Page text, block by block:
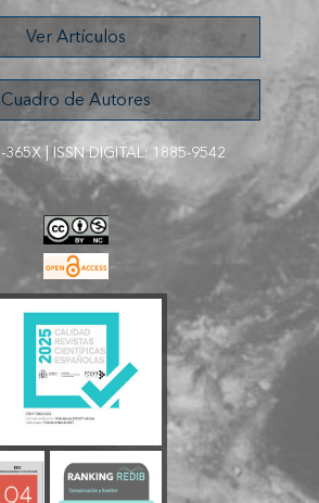
Ver Artículos
Cuadro de Autores
365X | ISSN DIGITAL: 1885-9542